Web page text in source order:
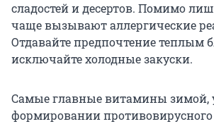
сладостей и десертов. Помимо
чаще вызывают аллергические
Отдавайте предпочтение теплым
исключайте холодные закуски.
Самые главные витамины зимой,
формировании